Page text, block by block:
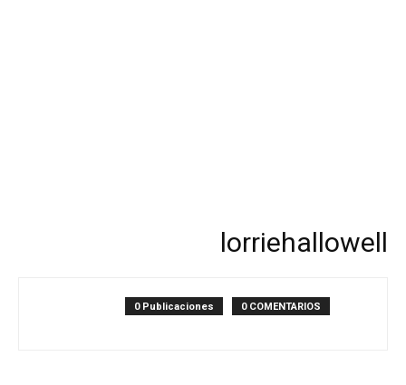
lorriehallowell
0 Publicaciones 0 COMENTARIOS